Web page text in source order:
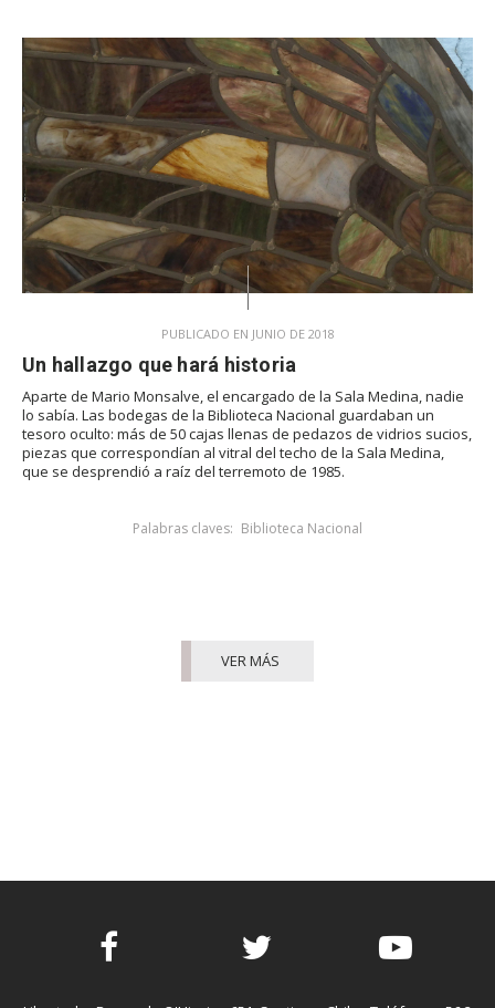
PUBLICADO EN JUNIO DE 2018
Un hallazgo que hará historia
Aparte de Mario Monsalve, el encargado de la Sala Medina, nadie
lo sabía. Las bodegas de la Biblioteca Nacional guardaban un
tesoro oculto: más de 50 cajas llenas de pedazos de vidrios sucios,
piezas que correspondían al vitral del techo de la Sala Medina,
que se desprendió a raíz del terremoto de 1985.
Palabras claves: Biblioteca Nacional
VER MÁS